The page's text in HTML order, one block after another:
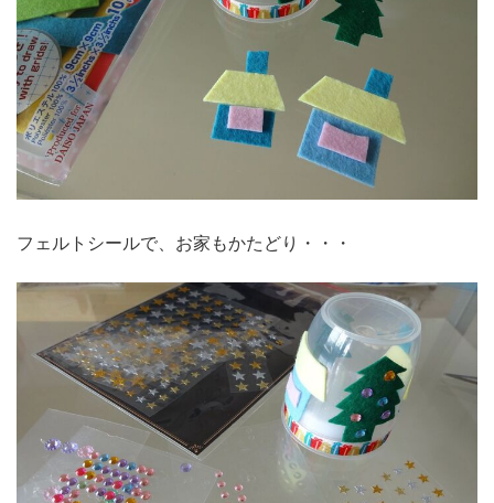
フェルトシールで、お家もかたどり・・・